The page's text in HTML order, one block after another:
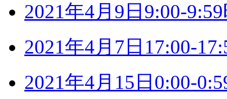
2021年4月9日9:00-
2021年4月7日17:00-
2021年4月15日0:00-